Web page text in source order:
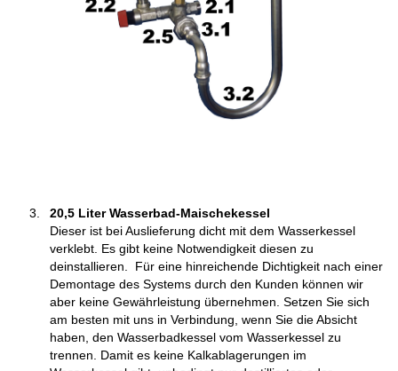
20,5 Liter Wasserbad-Maischekessel
Dieser ist bei Auslieferung dicht mit dem Wasserkessel
verklebt. Es gibt keine Notwendigkeit diesen zu
deinstallieren. Für eine hinreichende Dichtigkeit nach einer
Demontage des Systems durch den Kunden können wir
aber keine Gewährleistung übernehmen. Setzen Sie sich
am besten mit uns in Verbindung, wenn Sie die Absicht
haben, den Wasserbadkessel vom Wasserkessel zu
trennen. Damit es keine Kalkablagerungen im